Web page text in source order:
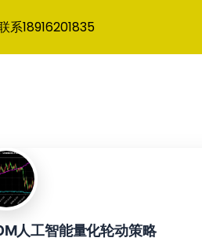
人工智能量化轮动策略
系18916201835